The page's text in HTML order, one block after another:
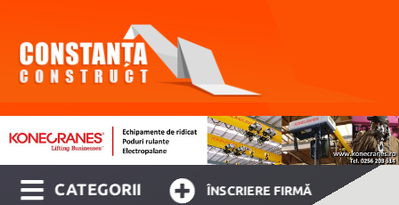
CATEGORII ÎNSCRIERE FIRMĂ